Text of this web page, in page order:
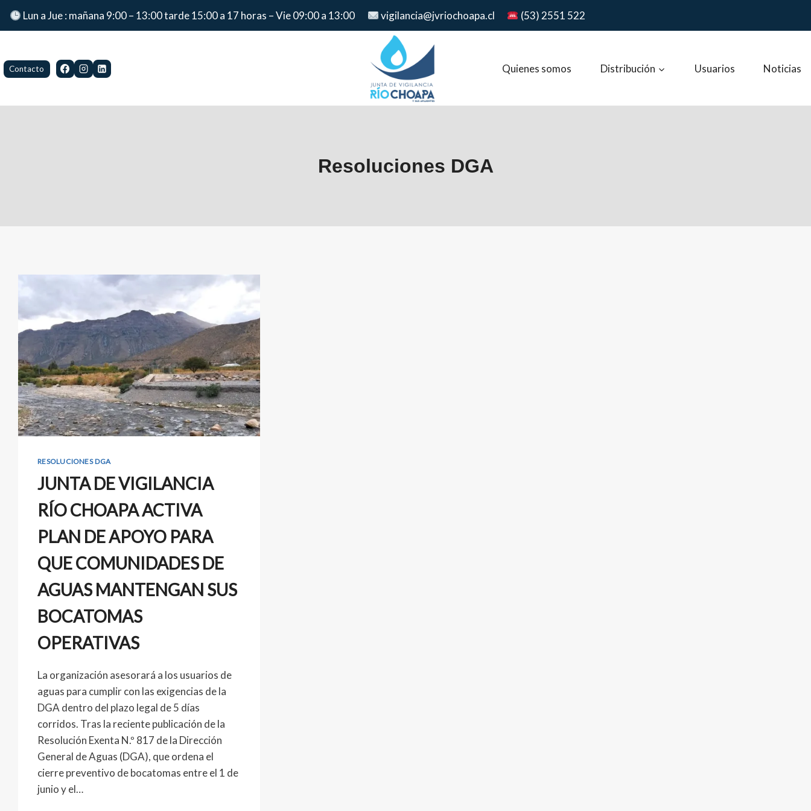
Lun a Jue : mañana 9:00 – 13:00 tarde 15:00 a 17 horas – Vie 09:00 a 13:00 vigilancia@jvriochoapa.cl (53) 2551 522
Contacto Quienes somos Distribución Usuarios Noticias
Resoluciones DGA
RESOLUCIONES DGA
JUNTA DE VIGILANCIA
RÍO CHOAPA ACTIVA
PLAN DE APOYO PARA
QUE COMUNIDADES DE
AGUAS MANTENGAN SUS
BOCATOMAS
OPERATIVAS
La organización asesorará a los usuarios de
aguas para cumplir con las exigencias de la
DGA dentro del plazo legal de 5 días
corridos. Tras la reciente publicación de la
Resolución Exenta N.º 817 de la Dirección
General de Aguas (DGA), que ordena el
cierre preventivo de bocatomas entre el 1 de
junio y el…